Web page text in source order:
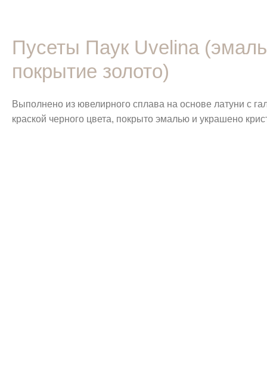
Пусеты Паук Uvelina
покрытие золото)
Выполнено из ювелирного сплава на основе латуни с
краской черного цвета, покрыто эмалью и украшено